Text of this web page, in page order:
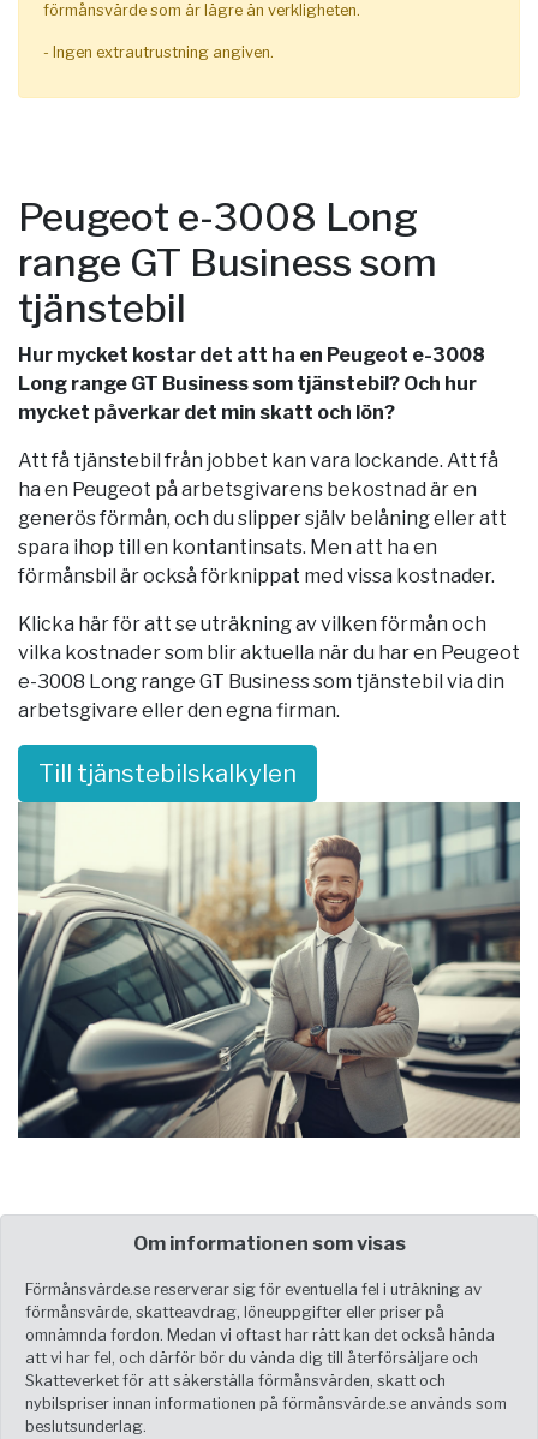
förmånsvärde som är lägre än verkligheten.
- Ingen extrautrustning angiven.
Peugeot e-3008 Long
range GT Business som
tjänstebil
Hur mycket kostar det att ha en Peugeot e-3008
Long range GT Business som tjänstebil? Och hur
mycket påverkar det min skatt och lön?
Att få tjänstebil från jobbet kan vara lockande. Att få
ha en Peugeot på arbetsgivarens bekostnad är en
generös förmån, och du slipper själv belåning eller att
spara ihop till en kontantinsats. Men att ha en
förmånsbil är också förknippat med vissa kostnader.
Klicka här för att se uträkning av vilken förmån och
vilka kostnader som blir aktuella när du har en Peugeot
e-3008 Long range GT Business som tjänstebil via din
arbetsgivare eller den egna firman.
Till tjänstebilskalkylen
Om informationen som visas
Förmånsvärde.se reserverar sig för eventuella fel i uträkning av
förmånsvärde, skatteavdrag, löneuppgifter eller priser på
omnämnda fordon. Medan vi oftast har rätt kan det också hända
att vi har fel, och därför bör du vända dig till återförsäljare och
Skatteverket för att säkerställa förmånsvärden, skatt och
nybilspriser innan informationen på förmånsvärde.se används som
beslutsunderlag.